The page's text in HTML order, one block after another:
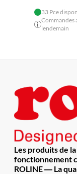
33 Pce
Commandes
lendemain
Les produits de
fonctionnement
ROLINE ― La